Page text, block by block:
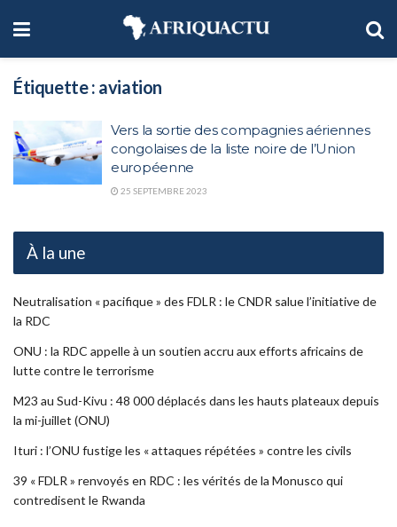
Étiquette : aviation
Vers la sortie des compagnies aériennes
congolaises de la liste noire de l’Union
européenne
25 SEPTEMBRE 2023
À la une
Neutralisation « pacifique » des FDLR : le CNDR salue l’initiative de
la RDC
ONU : la RDC appelle à un soutien accru aux efforts africains de
lutte contre le terrorisme
M23 au Sud-Kivu : 48 000 déplacés dans les hauts plateaux depuis
la mi-juillet (ONU)
Ituri : l’ONU fustige les « attaques répétées » contre les civils
39 « FDLR » renvoyés en RDC : les vérités de la Monusco qui
contredisent le Rwanda